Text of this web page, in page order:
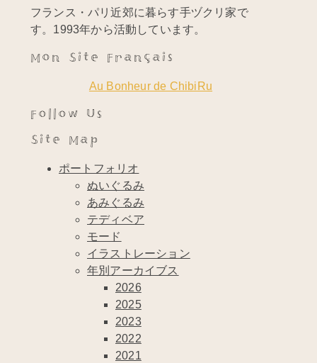
フランス・パリ近郊に暮らす手ヅクリ家で
す。1993年から活動しています。
Mon Site Français
Au Bonheur de ChibiRu
Follow Us
Site Map
ポートフォリオ
ぬいぐるみ
あみぐるみ
テディベア
モード
イラストレーション
年別アーカイブス
2026
2025
2023
2022
2021